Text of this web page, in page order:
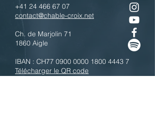
+41 24 466 67 07
contact@chable-croix.net
Ch. de Marjolin 71
1860 Aigle
IBAN : CH77 0900 0000 1800 4443 7
Télécharger le QR code